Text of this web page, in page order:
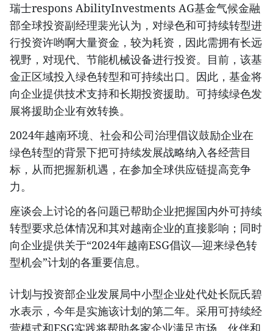
瑞士respons AbilityInvestments AG基金气候金融
部全球投资副经理裴光认为，对绿色和可持续转型进
行投资许哟啊大量资金，较为耗资，因此需拥有长远
视野，对现代、节能机械设备进行投资。目前，该基
金正区域投入绿色转型和可持续出口。因此，基金将
向企业提供技术支持和长期投资援助。可持续绿色发
展将援助企业有效转换。
2024年越南环境、社会和公司治理倡议鼓励企业在
绿色转型的背景下把可持续发展战略纳入各经营目
标，从而把握新机遇，在参加全球供应链提高竞争
力。
座谈会上讨论的各问题已帮助企业把握国内外可持续
转型要求总体情况和其对越南企业的直接影响；同时
向企业提供关于“2024年越南ESG倡议—迎来绿色转
型机会”计划的各重要信息。
计划与投资部企业发展局中小型企业处代处长阮氏碧
水表示，今年是实施该计划的第二年。采用可持续经
营模式和ESG实践将帮助各家企业满足市场、伙伴和